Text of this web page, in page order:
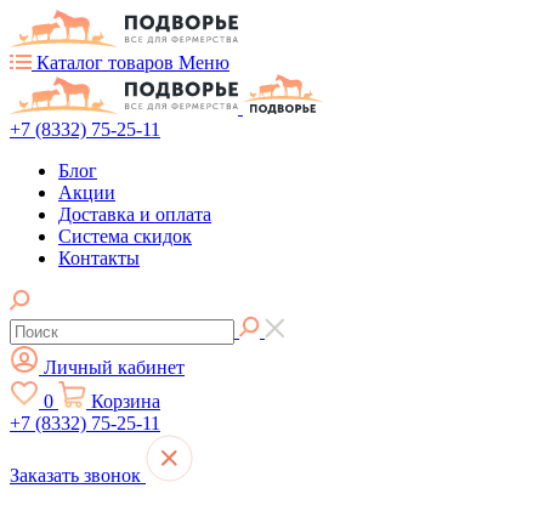
Каталог товаров Меню
+7 (8332) 75-25-11
Блог
Акции
Доставка и оплата
Система скидок
Контакты
Личный кабинет
0
Корзина
+7 (8332) 75-25-11
Заказать звонок